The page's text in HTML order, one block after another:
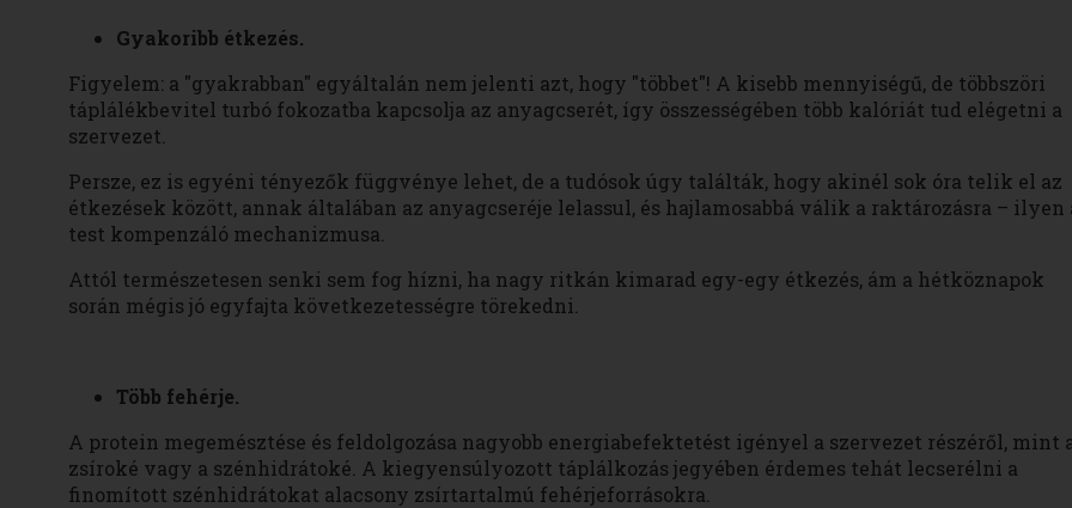
Gyakoribb étkezés.
Figyelem: a "gyakrabban" egyáltalán nem jelenti azt, hogy "többet"! A kisebb mennyiségű, de többszöri
táplálékbevitel turbó fokozatba kapcsolja az anyagcserét, így összességében több kalóriát tud elégetni a
szervezet.
Persze, ez is egyéni tényezők függvénye lehet, de a tudósok úgy találták, hogy akinél sok óra telik el az
étkezések között, annak általában az anyagcseréje lelassul, és hajlamosabbá válik a raktározásra – ilyen
test kompenzáló mechanizmusa.
Attól természetesen senki sem fog hízni, ha nagy ritkán kimarad egy-egy étkezés, ám a hétköznapok
során mégis jó egyfajta következetességre törekedni.
Több fehérje.
A protein megemésztése és feldolgozása nagyobb energiabefektetést igényel a szervezet részéről, mint
zsíroké vagy a szénhidrátoké. A kiegyensúlyozott táplálkozás jegyében érdemes tehát lecserélni a
finomított szénhidrátokat alacsony zsírtartalmú fehérjeforrásokra.